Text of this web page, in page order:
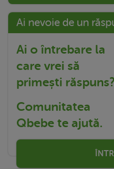
Ai nevoie de un
Ai o întrebare la
care vrei să
primești răspuns?
Comunitatea
Qbebe te ajută.